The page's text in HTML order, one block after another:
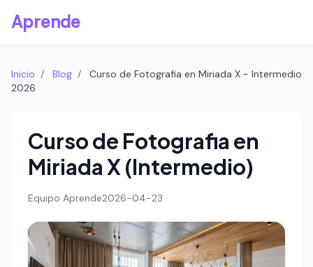
Aprende
Inicio / Blog /
Curso de Fotografia en Miriada X - Intermedio
2026
Curso de Fotografia en
Miriada X (Intermedio)
Equipo Aprende2026-04-23